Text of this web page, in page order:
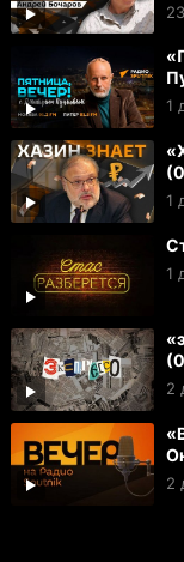
1
1
1
2
2